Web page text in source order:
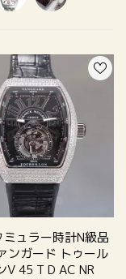
ミュラー時計N級品
ンガード トゥール
V 45 T D AC NR